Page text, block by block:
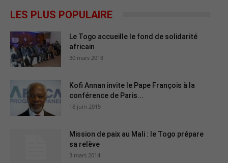
LES PLUS POPULAIRE
Le Togo accueille le fond de solidarité
africain
30 mars 2018
Kofi Annan invite le Pape François à la
conférence de Paris...
18 juin 2015
Mission de paix au Mali : le Togo prépare
sa relève
3 mars 2014